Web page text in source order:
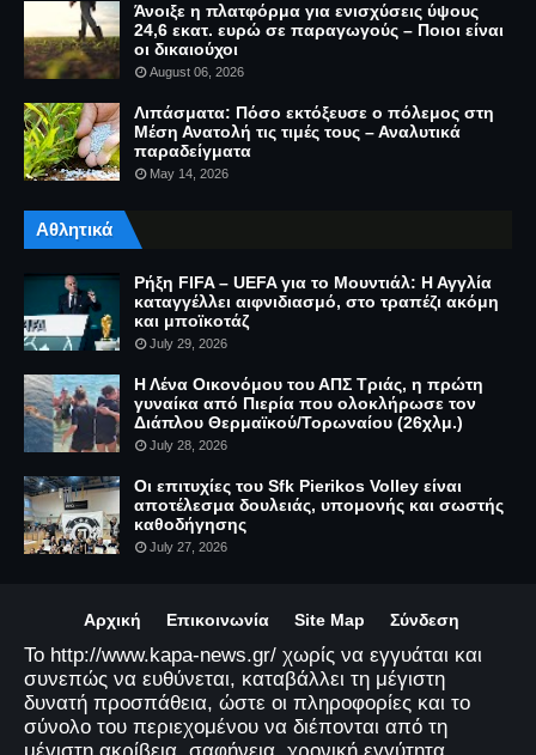
Άνοιξε η πλατφόρμα για ενισχύσεις ύψους
24,6 εκατ. ευρώ σε παραγωγούς – Ποιοι είναι
οι δικαιούχοι
August 06, 2026
Λιπάσματα: Πόσο εκτόξευσε ο πόλεμος στη
Μέση Ανατολή τις τιμές τους – Αναλυτικά
παραδείγματα
May 14, 2026
Αθλητικά
Ρήξη FIFA – UEFA για το Μουντιάλ: Η Αγγλία
καταγγέλλει αιφνιδιασμό, στο τραπέζι ακόμη
και μποϊκοτάζ
July 29, 2026
Η Λένα Οικονόμου του ΑΠΣ Τριάς, η πρώτη
γυναίκα από Πιερία που ολοκλήρωσε τον
Διάπλου Θερμαϊκού/Τορωναίου (26χλμ.)
July 28, 2026
Οι επιτυχίες του Sfk Pierikos Volley είναι
αποτέλεσμα δουλειάς, υπομονής και σωστής
καθοδήγησης
July 27, 2026
Αρχική Επικοινωνία Site Map Σύνδεση
Το http://www.kapa-news.gr/ χωρίς να εγγυάται και
συνεπώς να ευθύνεται, καταβάλλει τη μέγιστη
δυνατή προσπάθεια, ώστε οι πληροφορίες και το
σύνολο του περιεχομένου να διέπονται από τη